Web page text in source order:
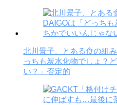
北川景子、とある食の組
っちも炭水化物でしょ？
い？」否定的